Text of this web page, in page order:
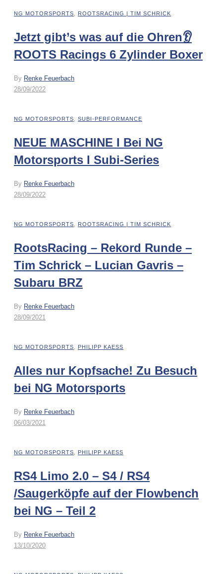
NG MOTORSPORTS ROOTSRACING | TIM SCHRICK
Jetzt gibt’s was auf die Ohren👂
ROOTS Racings 6 Zylinder Boxer
By Renke Feuerbach
28/09/2022
NG MOTORSPORTS SUBI-PERFORMANCE
NEUE MASCHINE I Bei NG
Motorsports I Subi-Series
By Renke Feuerbach
28/09/2022
NG MOTORSPORTS ROOTSRACING | TIM SCHRICK
RootsRacing – Rekord Runde –
Tim Schrick – Lucian Gavris –
Subaru BRZ
By Renke Feuerbach
28/09/2021
NG MOTORSPORTS PHILIPP KAESS
Alles nur Kopfsache! Zu Besuch
bei NG Motorsports
By Renke Feuerbach
06/03/2021
NG MOTORSPORTS PHILIPP KAESS
RS4 Limo 2.0 – S4 / RS4
/Saugerköpfe auf der Flowbench
bei NG – Teil 2
By Renke Feuerbach
13/10/2020